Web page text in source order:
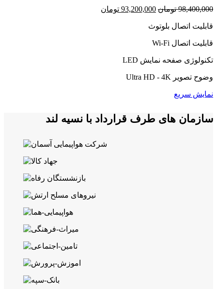
98,400,000 تومان قیمت
93,200,000 تومان
قابلیت اتصال بلوتوث
قابلیت اتصال Wi-Fi
تکنولوژی صفحه نمایش LED
وضوح تصویر Ultra HD - 4K
نمایش سریع
سازمان های طرف قرارداد با نسیه لند